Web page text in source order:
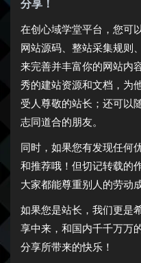
分享！
在创心域学堂平台，您可
网站源码、整站采集规则
来完善并丰富你的网站内
秀的建站资源和文档，为
受人尊敬的站长；还可以
志同道合的朋友。
同时，如果您有发现任何
和推荐哦！但切记转载的
大家都能尊重别人的劳动
如果您是站长，我们更是
享中来，和国内千千万万
分享所带来的快乐！